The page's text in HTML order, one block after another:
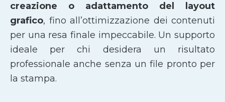
creazione o adattamento del layout
grafico, fino all’ottimizzazione dei contenuti
per una resa finale impeccabile. Un supporto
ideale per chi desidera un risultato
professionale anche senza un file pronto per
la stampa.